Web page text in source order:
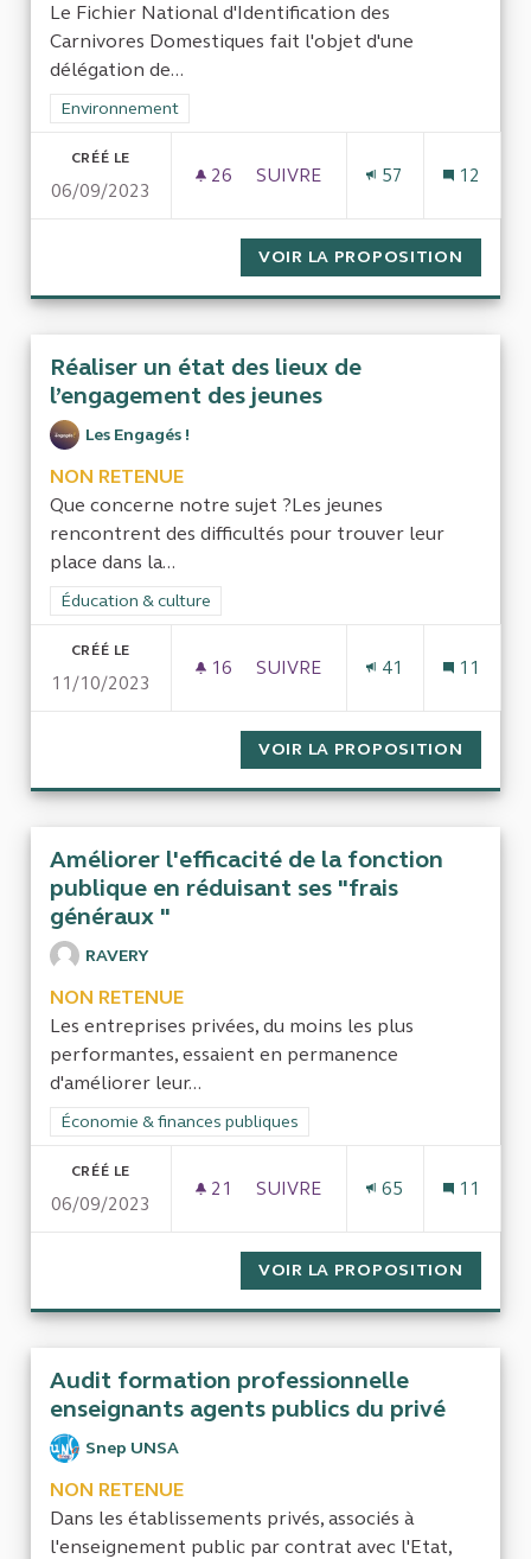
Le Fichier National d'Identification des
Carnivores Domestiques fait l'objet d'une
délégation de...
Filtrer les résultats de la catégorie : Environnement
Environnement
CRÉÉ LE
06/09/2023
26 26 ABONNÉS
SUIVRE
57 12
VOIR LA PROPOSITION
Réaliser un état des lieux de
l’engagement des jeunes
Les Engagés !
NON RETENUE
Que concerne notre sujet ?Les jeunes
rencontrent des difficultés pour trouver leur
place dans la...
Filtrer les résultats de la catégorie : Éducation & culture
Éducation & culture
CRÉÉ LE
11/10/2023
16 16 ABONNÉS
SUIVRE
41 11
VOIR LA PROPOSITION
Améliorer l'efficacité de la fonction
publique en réduisant ses "frais
généraux "
RAVERY
NON RETENUE
Les entreprises privées, du moins les plus
performantes, essaient en permanence
d'améliorer leur...
Filtrer les résultats de la catégorie : Économie & finances
Économie & finances publiques
CRÉÉ LE
06/09/2023
21 21 ABONNÉS
SUIVRE
65 11
VOIR LA PROPOSITION
Audit formation professionnelle
enseignants agents publics du privé
Snep UNSA
NON RETENUE
Dans les établissements privés, associés à
l'enseignement public par contrat avec l'Etat,